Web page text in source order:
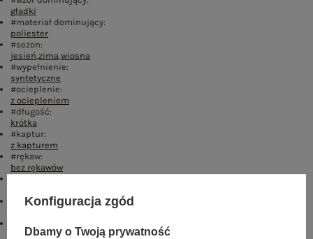
gładki
#materiał dominujący:
poliester
#sezon:
jesień,zima,wiosna
#wypełnienie:
syntetyczne
#ocieplenie:
z ociepleniem
#długość:
krótka
#kaptur:
z kapturem
#rękaw:
bez rękawów
#cechy dodatkowe:
100% poliester
Konfiguracja zgód
Dbamy o Twoją prywatność